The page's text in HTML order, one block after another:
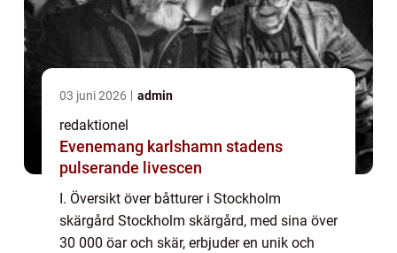
03 juni 2026 admin
redaktionel
Evenemang karlshamn stadens
pulserande livescen
I. Översikt över båtturer i Stockholm
skärgård Stockholm skärgård, med sina över
30 000 öar och skär, erbjuder en unik och